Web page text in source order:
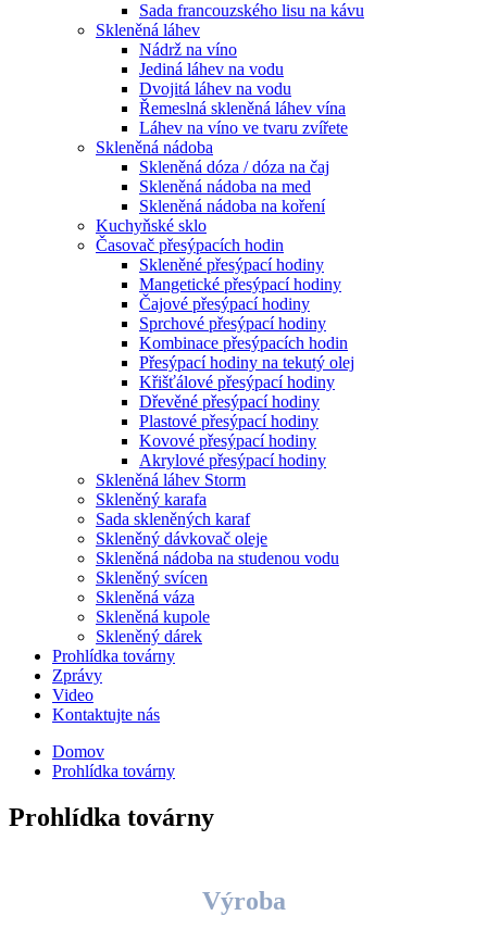
Sada francouzského lisu na kávu
Skleněná láhev
Nádrž na víno
Jediná láhev na vodu
Dvojitá láhev na vodu
Řemeslná skleněná láhev vína
Láhev na víno ve tvaru zvířete
Skleněná nádoba
Skleněná dóza / dóza na čaj
Skleněná nádoba na med
Skleněná nádoba na koření
Kuchyňské sklo
Časovač přesýpacích hodin
Skleněné přesýpací hodiny
Mangetické přesýpací hodiny
Čajové přesýpací hodiny
Sprchové přesýpací hodiny
Kombinace přesýpacích hodin
Přesýpací hodiny na tekutý olej
Křišťálové přesýpací hodiny
Dřevěné přesýpací hodiny
Plastové přesýpací hodiny
Kovové přesýpací hodiny
Akrylové přesýpací hodiny
Skleněná láhev Storm
Skleněný karafa
Sada skleněných karaf
Skleněný dávkovač oleje
Skleněná nádoba na studenou vodu
Skleněný svícen
Skleněná váza
Skleněná kupole
Skleněný dárek
Prohlídka továrny
Zprávy
Video
Kontaktujte nás
Domov
Prohlídka továrny
Prohlídka továrny
Výroba